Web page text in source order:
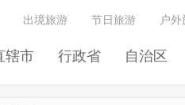
辖市 行政省 自治区
出境旅游 节日旅游 户外